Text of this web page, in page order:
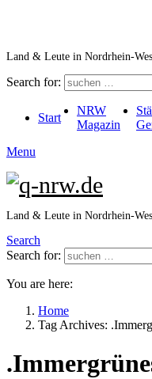
Land & Leute in Nordrhein-
Search for:
Start
NRW
Magazin
Menu
Land & Leute in Nordrhein-
Search
Search for:
You are here:
Home
Tag Archives: